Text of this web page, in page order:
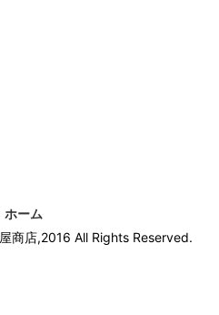
ホーム
商店,2016 All Rights Reserved.